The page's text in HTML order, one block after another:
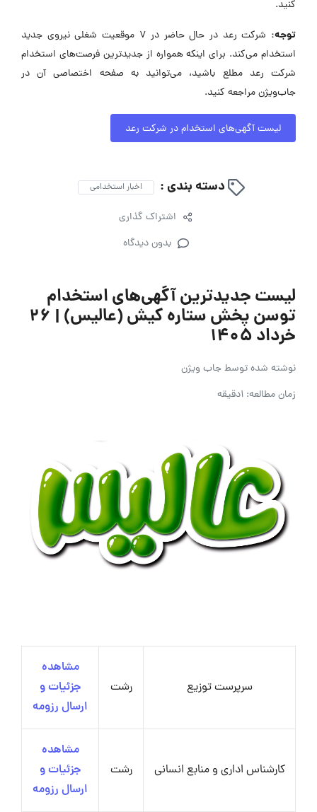
کنید.
توجه:
شرکت رعد در حال حاضر در ۷ موقعیت شغلی نیروی جدید
استخدام می‌کند. برای اینکه همواره از جدیدترین فرصت‌های استخدام
شرکت رعد مطلع باشید، می‌توانید به صفحه اختصاصی آن در
جاب‌ویژن مراجعه کنید.
لیست آگهی‌های استخدام در شرکت رعد
دسته بندی : اخبار استخدامی
اشتراک گذاری
بدون دیدگاه
لیست جدیدترین آگهی‌های استخدام
توسن پخش ستاره کیش (عالیس) | ۲۶
خرداد ۱۴۰۵
نوشته شده توسطجاب ویژن
زمان مطالعه: 1دقیقه
سرپرست توزیع رشت
مشاهده
جزئیات و
ارسال رزومه
کارشناس اداری و منابع انسانی رشت
مشاهده
جزئیات و
ارسال رزومه